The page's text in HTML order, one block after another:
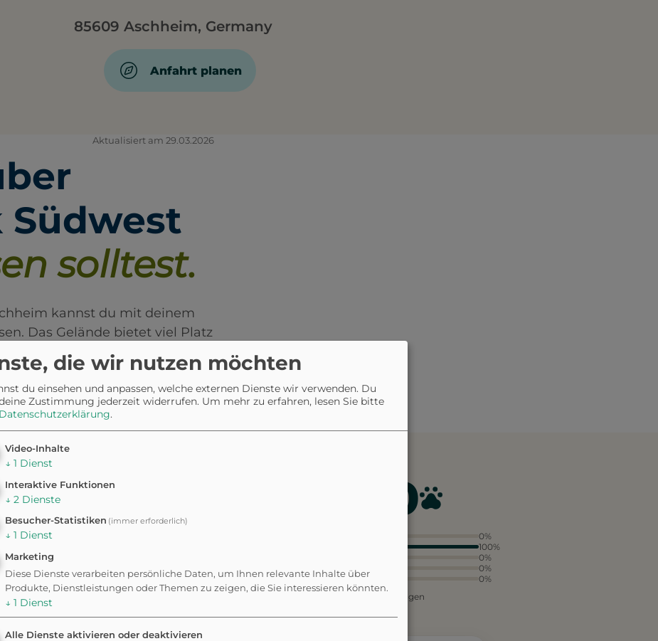
85609 Aschheim, Germany
Anfahrt planen
Aktualisiert am 29.03.2026
Südwest
solltest.
kannst du mit deinem
Das Gelände bietet viel Platz
spezielle Bereiche für
Also schnapp dir deine
Ausflug auf dich und deinen
4.0
0%
100%
0%
2
0%
1
0%
aus 1 Bewertungen
die wir nutzen möchten
du einsehen und anpassen, welche externen Dienste wir verwenden. Du
Zustimmung jederzeit widerrufen. Um mehr zu erfahren, lesen Sie bitte
Datenschutzerklärung.
Video-Inhalte
↓ 1 Dienst
Interaktive Funktionen
↓ 2 Dienste
Besucher-Statistiken (immer erforderlich)
↓ 1 Dienst
Marketing
Diese Dienste verarbeiten persönliche Daten, um Ihnen relevante Inhalte über
Produkte, Dienstleistungen oder Themen zu zeigen, die Sie interessieren könnten.
↓ 1 Dienst
Alle Dienste aktivieren oder deaktivieren